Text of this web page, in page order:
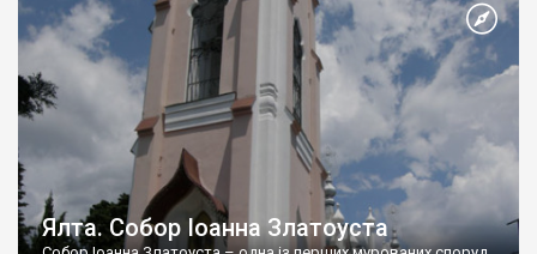
Ялта. Собор Іоанна Златоуста